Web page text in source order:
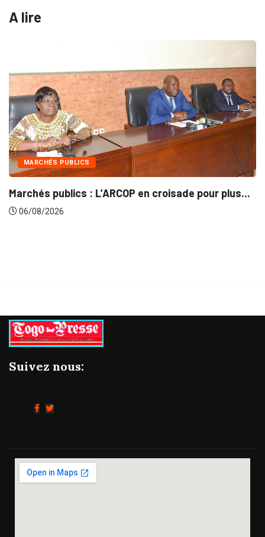
A lire
L’ARCOP en croisade pour plus...
INTÉGRATION
Gestion
Suivez nous: